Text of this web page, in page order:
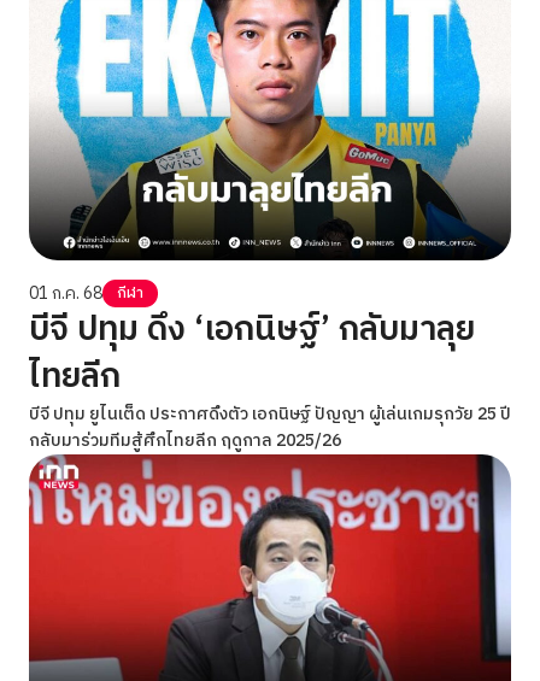
01 ก.ค. 68 กีฬา
บีจี ปทุม ดึง ‘เอกนิษฐ์’ กลับมาลุย
ไทยลีก
บีจี ปทุม ยูไนเต็ด ประกาศดึงตัว เอกนิษฐ์ ปัญญา ผู้เล่นเกมรุกวัย 25 ปี
กลับมาร่วมทีมสู้ศึกไทยลีก ฤดูกาล 2025/26